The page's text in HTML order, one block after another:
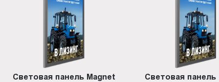
Световая панель Magnet
Световая панель